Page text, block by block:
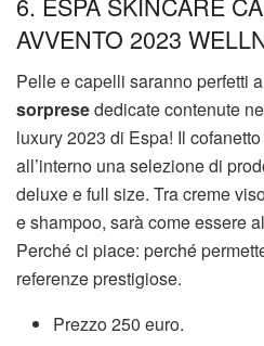
AVVENTO 2023
Pelle e capelli saranno perfetti
sorpresededicate contenute
luxury 2023 di Espa! Il
all’interno una selezione di
deluxe e full size. Tra creme
e shampoo, sarà come essere
Perché ci piace: perché
referenze prestigiose.
Prezzo 250 euro.